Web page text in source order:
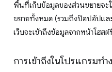
พื้นที่เก็บข้อมูลของส่วนขยายจะ
ขยายทั้งหมด (รวมถึงป๊อปอัปแล
เว็บจะเข้าถึงข้อมูลจากหน้าโฮส
การเข้าถึงในโปรแกรมทำ